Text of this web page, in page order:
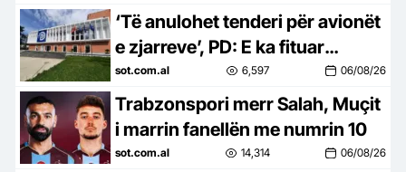
‘Të anulohet tenderi për avionët
e zjarreve’, PD: E ka fituar
kompania e përfshirë në
skandale korrupsioni në Spanjë
sot.com.al 6,597 06/08/26
Trabzonspori merr Salah, Muçit
i marrin fanellën me numrin 10
sot.com.al 14,314 06/08/26